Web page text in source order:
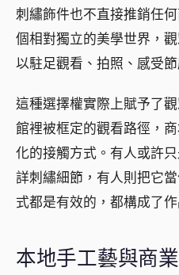
刺繡飾件也不直接推銷任
個相對獨立的美學世界，
以駐足觀看、拍照、感受節
這種選擇權實際上賦予了
館裡被框定的觀看路徑，
化的接觸方式。有人或許
詳刺繡細節，有人則把它
式都是有效的，都構成了
本地手工藝與商